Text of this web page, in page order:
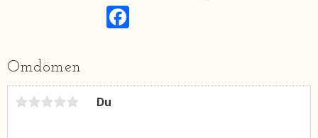
k
Omdömen
Du